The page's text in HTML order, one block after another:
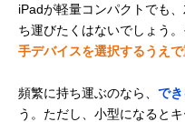
iPadが軽量コンパクトでも
ち運びたくはないでしょう。
手デバイスを選択するうえ
頻繁に持ち運ぶのなら、 で
う。ただし、小型になると